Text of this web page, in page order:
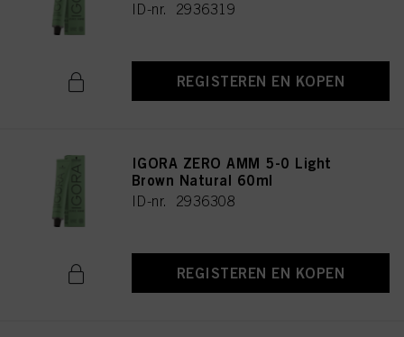
ID-nr. 2936319
REGISTEREN EN KOPEN
IGORA ZERO AMM 5-0 Light
Brown Natural 60ml
ID-nr. 2936308
REGISTEREN EN KOPEN